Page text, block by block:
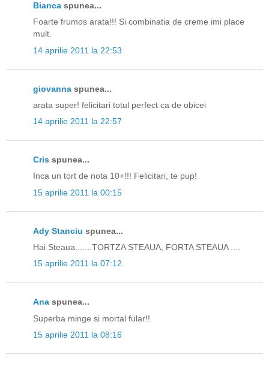
Bianca spunea...
Foarte frumos arata!!! Si combinatia de creme imi place
mult.
14 aprilie 2011 la 22:53
giovanna spunea...
arata super! felicitari totul perfect ca de obicei
14 aprilie 2011 la 22:57
Cris spunea...
Inca un tort de nota 10+!!! Felicitari, te pup!
15 aprilie 2011 la 00:15
Ady Stanciu spunea...
Hai Steaua.......TORTZA STEAUA, FORTA STEAUA ....
15 aprilie 2011 la 07:12
Ana spunea...
Superba minge si mortal fular!!
15 aprilie 2011 la 08:16